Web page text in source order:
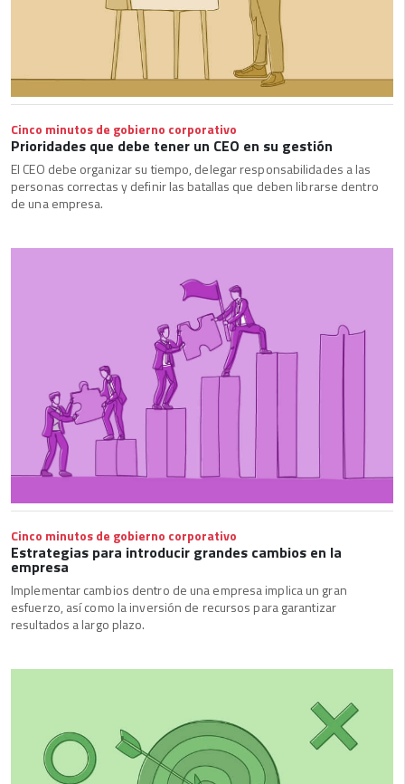
Cinco minutos de gobierno corporativo
Prioridades que debe tener un CEO en su gestión
El CEO debe organizar su tiempo, delegar responsabilidades a las
personas correctas y definir las batallas que deben librarse dentro
de una empresa.
Cinco minutos de gobierno corporativo
Estrategias para introducir grandes cambios en la
empresa
Implementar cambios dentro de una empresa implica un gran
esfuerzo, así como la inversión de recursos para garantizar
resultados a largo plazo.